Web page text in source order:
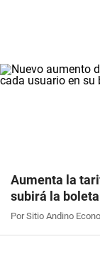
Aumenta la
subirá la
Por Sitio Andino